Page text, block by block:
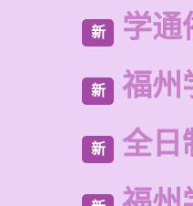
新 学通
新 福州
新 全日